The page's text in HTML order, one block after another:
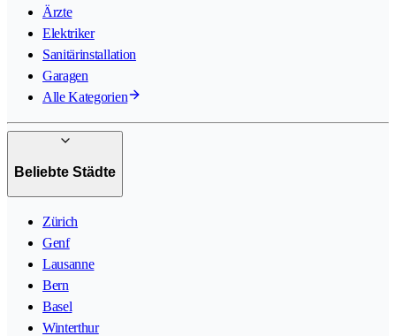
Ärzte
Elektriker
Sanitärinstallation
Garagen
Alle Kategorien
Beliebte Städte
Zürich
Genf
Lausanne
Bern
Basel
Winterthur